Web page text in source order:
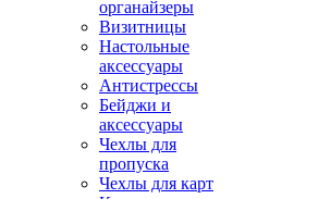
органайзеры
Визитницы
Настольные
аксессуары
Антистрессы
Бейджи и
аксессуары
Чехлы для
пропуска
Чехлы для карт